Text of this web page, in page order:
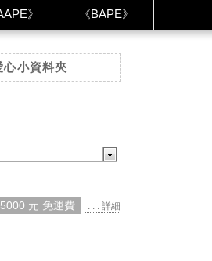
》 《BAPE》
★
小資料夾
元 免運費
. . . 詳細